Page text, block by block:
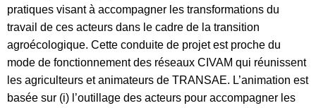
pratiques visant à accompagner les transformations du
travail de ces acteurs dans le cadre de la transition
agroécologique. Cette conduite de projet est proche du
mode de fonctionnement des réseaux CIVAM qui réunissent
les agriculteurs et animateurs de TRANSAE. L’animation est
basée sur (i) l’outillage des acteurs pour accompagner les